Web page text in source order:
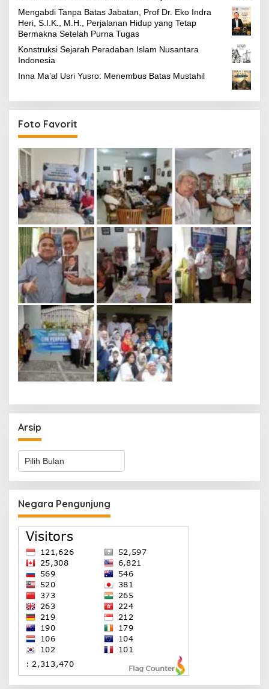
Mengabdi Tanpa Batas Jabatan, Prof Dr. Eko Indra
Heri, S.I.K., M.H., Perjalanan Hidup yang Tetap
Bermakna Setelah Purna Tugas
Konstruksi Sejarah Peradaban Islam Nusantara
Indonesia
Inna Ma’al Usri Yusro: Menembus Batas Mustahil
Foto Favorit
Arsip
Arsip
Negara Pengunjung